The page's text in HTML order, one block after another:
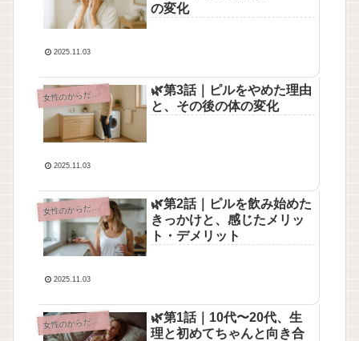
の変化
2025.11.03
女 性のからだとこころ
🌿第3話｜ピルをやめた理由
と、その後の体の変化
2025.11.03
女 性のからだとこころ
🌿第2話｜ピルを飲み始めた
きっかけと、感じたメリッ
ト・デメリット
2025.11.03
女 性のからだとこころ
🌿第1話｜10代〜20代、生
理と初めてちゃんと向き合